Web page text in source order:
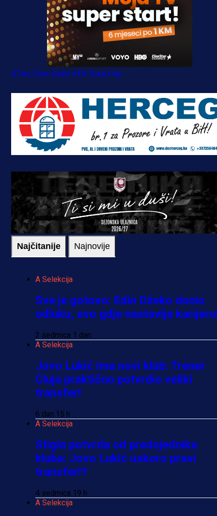
#Tino Sven Sušić #FK Tuzla City
Najčitanije Najnovije
A Selekcija
Sve je gotovo: Edin Džeko donio
odluku, evo gdje nastavlja
2 sedmica 1 dan
A Selekcija
Jovo Lukić ima novi klub: Trener
Cluja praktično potvrdio veliki
transfer!
6 dan 15 h
A Selekcija
Stigla potvrda od predsjednika
kluba: Jovo Lukić uskoro pravi
transfer!?
4 sedmica 19 h
A Selekcija